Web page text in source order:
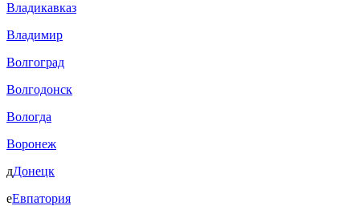
Владикавказ
Владимир
Волгоград
Волгодонск
Вологда
Воронеж
дДонецк
еЕвпатория